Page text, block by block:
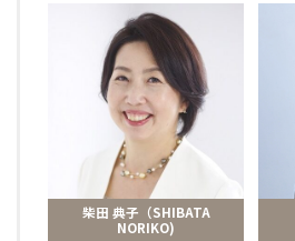
柴田 典子（SHIBATA
NORIKO)